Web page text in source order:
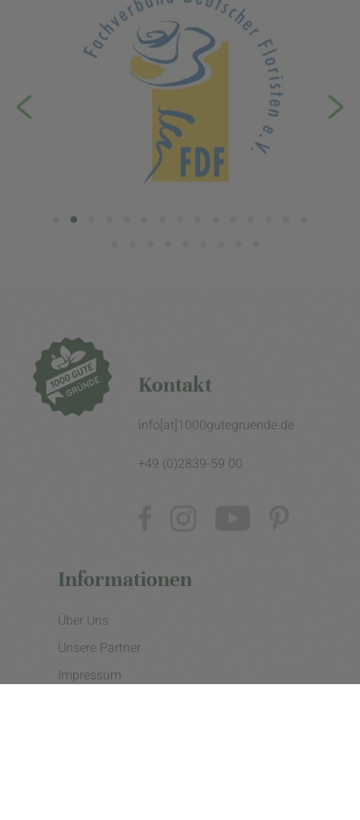
Kontakt
info[at]1000gutegruende.de
+49 (0)2839-59 00
Informationen
Über Uns
Unsere Partner
Impressum